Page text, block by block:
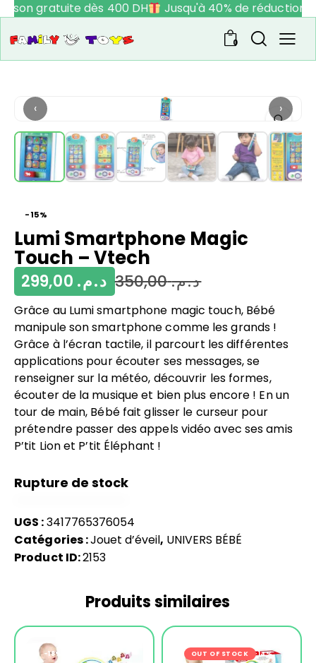
gratuite dès 400 DH Jusqu'à 40% de réduction
0
‹ ›
-15%
Lumi Smartphone Magic
Touch – Vtech
د.م.350,00 د.م.
Grâce au Lumi smartphone magic touch, Bébé
manipule son smartphone comme les grands !
Grâce à l’écran tactile, il parcourt les différentes
applications pour écouter ses messages, se
renseigner sur la météo, découvrir les formes,
écouter de la musique et bien plus encore ! En un
tour de main, Bébé fait glisser le curseur pour
prétendre passer des appels vidéo avec ses amis
P’tit Lion et P’tit Éléphant !
Rupture de stock
UGS :3417765376054
Catégories :Jouet d’éveil, UNIVERS BÉBÉ
Product ID:2153
Produits similaires
-18% OUT OF STOCK -14%